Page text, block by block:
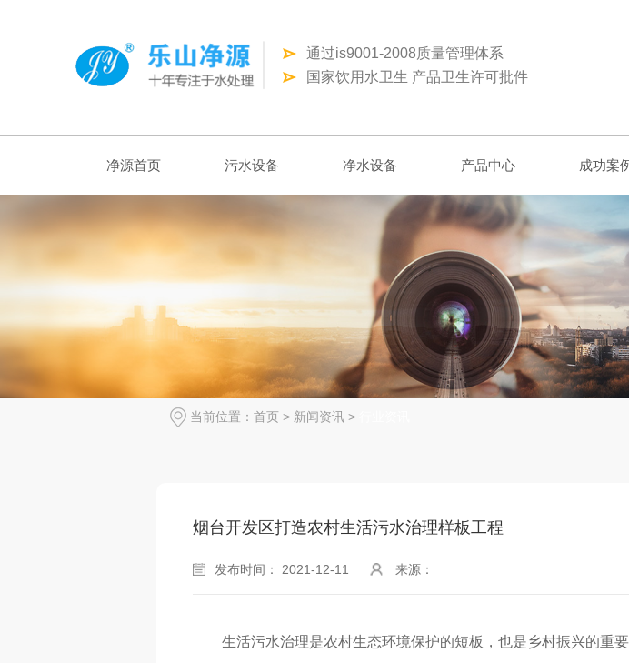
通过is9001-2008质量管理体系
国家饮用水卫生 产品卫生许可批件
净源首页 污水设备 净水设备 产品中心 成功案
当前位置： 首页 > 新闻资讯 >
烟台开发区打造农村生活污水治理样板工程
发布时间： 2021-12-11 来源：
生活污水治理是农村生态环境保护的短板，也是乡村振兴的重